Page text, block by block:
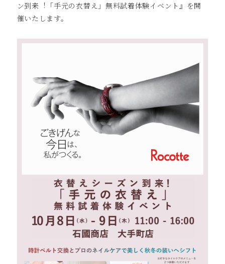
ン到来︕「⼿元の⾐替え」無料試着体験イベント』を開
催いたします。